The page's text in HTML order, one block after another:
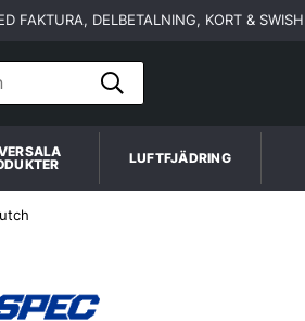
FAKTURA, DELBETALNING, KORT & SWISH
LUFTFJÄDRING